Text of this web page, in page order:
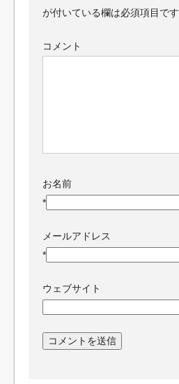
が付いている欄は必須項目です
コメント
お名前
*
メールアドレス
*
ウェブサイト